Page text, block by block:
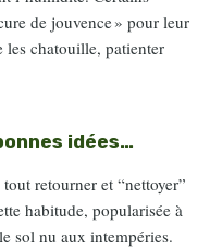
de jouvence » pour leur
les chatouille, patienter
idées…
retourner et “nettoyer”
habitude, popularisée à
sol nu aux intempéries.